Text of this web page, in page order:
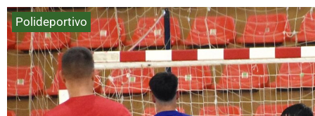
Polideportivo